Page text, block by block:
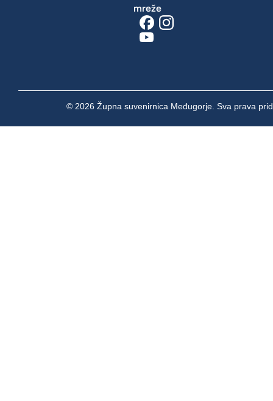
mreže
© 2026 Župna suvenirnica Međugorje. Sva prava